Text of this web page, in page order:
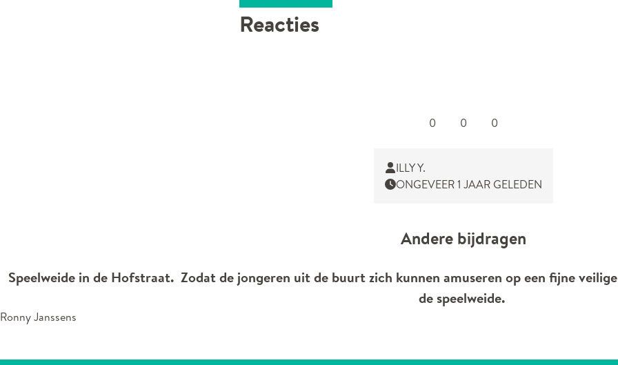
Reacties
0 0 0
ILLY Y.
ONGEVEER 1 JAAR GELEDEN
Andere bijdragen
Speelweide in de Hofstraat. Zodat de jongeren uit de buurt zich kunnen amuseren op een fijne
de speelweide.
Ronny Janssens